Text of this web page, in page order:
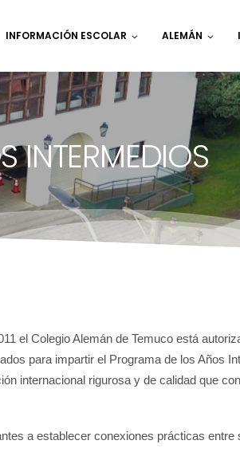
INFORMACIÓN ESCOLAR ALEMÁN
INTERMEDIOS
el Colegio Alemán de Temuco está
para impartir el Programa de los Años
internacional rigurosa y de calidad que
a establecer conexiones prácticas